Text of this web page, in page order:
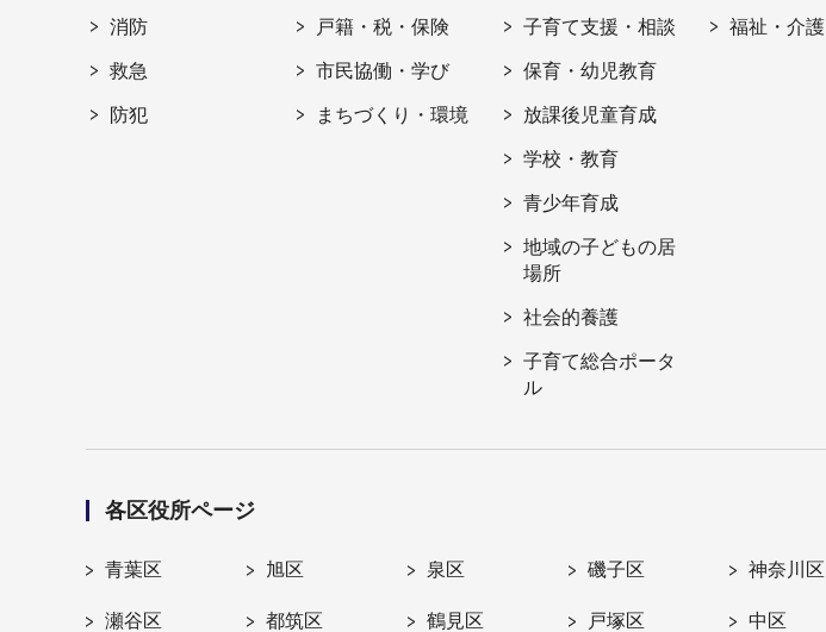
消防
救急
防犯
戸籍・税・保険
市民協働・学び
まちづくり・環境
子育て支援・相談
保育・幼児教育
放課後児童育成
学校・教育
青少年育成
地域の子どもの居
場所
社会的養護
子育て総合ポータ
ル
福祉・介護
各区役所ページ
青葉区 旭区 泉区 磯子区 神奈川区
瀬谷区 都筑区 鶴見区 戸塚区 中区